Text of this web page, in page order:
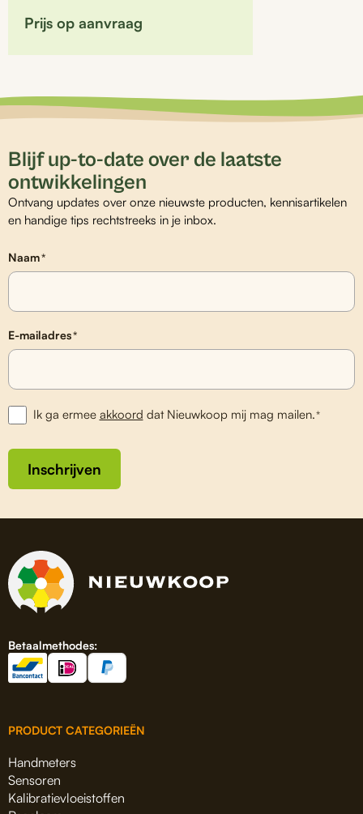
Prijs op aanvraag
Blijf up-to-date over de laatste
ontwikkelingen
Ontvang updates over onze nieuwste producten, kennisartikelen
en handige tips rechtstreeks in je inbox.
Naam*
E-mailadres*
Ik ga ermee akkoord dat Nieuwkoop mij mag mailen.*
Inschrijven
Betaalmethodes:
PRODUCT CATEGORIEËN
Handmeters
Sensoren
Kalibratievloeistoffen